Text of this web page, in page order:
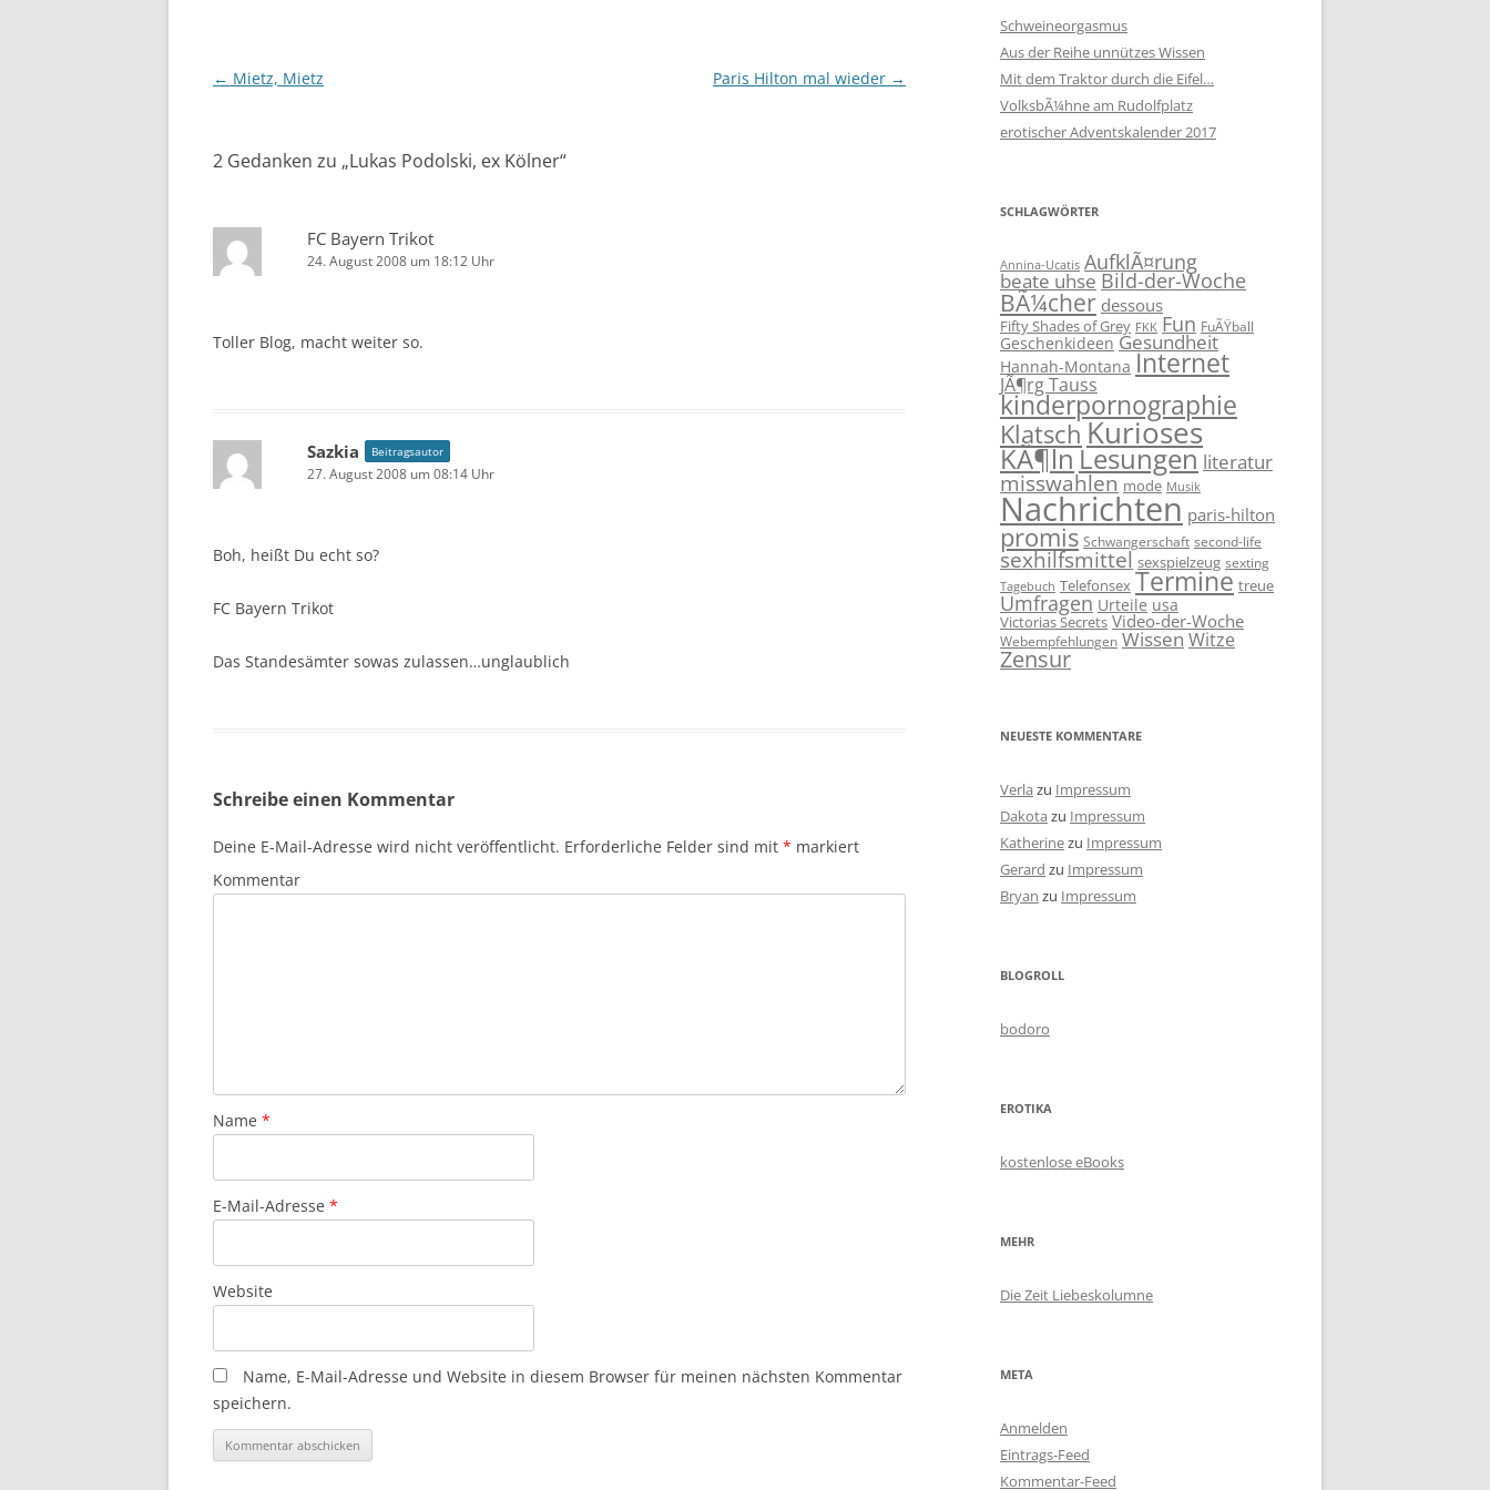
Beitragsnavigation
← Mietz, Mietz Paris Hilton mal wieder →
2 Gedanken zu „Lukas Podolski, ex Kölner“
FC Bayern Trikot
24. August 2008 um 18:12 Uhr
Toller Blog, macht weiter so.
Sazkia Beitragsautor
27. August 2008 um 08:14 Uhr
Boh, heißt Du echt so?
FC Bayern Trikot
Das Standesämter sowas zulassen…unglaublich
Schreibe einen Kommentar
Deine E-Mail-Adresse wird nicht veröffentlicht. Erforderliche Felder sind mit * markiert
Kommentar
Name *
E-Mail-Adresse *
Website
Name, E-Mail-Adresse und Website in diesem Browser für meinen nächsten Kommentar
speichern.
Schweineorgasmus
Aus der Reihe unnützes Wissen
Mit dem Traktor durch die Eifel…
VolksbÃ¼hne am Rudolfplatz
erotischer Adventskalender 2017
SCHLAGWÖRTER
Annina-Ucatis AufklÃ¤rung
beate uhseBild-der-Woche
BÃ¼cher dessous
Fifty Shades of Grey FKK Fun FuÃŸball
Geschenkideen Gesundheit
Hannah-Montana Internet
JÃ¶rg Tauss
kinderpornographie
Klatsch Kurioses
KÃ¶lnLesungen literatur
misswahlen mode Musik
Nachrichten paris-hilton
promis Schwangerschaft second-life
sexhilfsmittel sexspielzeug sexting
Tagebuch Telefonsex Termine treue
Umfragen Urteile usa
Victorias Secrets Video-der-Woche
Webempfehlungen WissenWitze
Zensur
NEUESTE KOMMENTARE
Verla zu Impressum
Dakota zu Impressum
Katherinezu Impressum
Gerard zu Impressum
Bryan zu Impressum
BLOGROLL
bodoro
EROTIKA
kostenlose eBooks
MEHR
Die Zeit Liebeskolumne
META
Anmelden
Eintrags-Feed
Kommentar-Feed